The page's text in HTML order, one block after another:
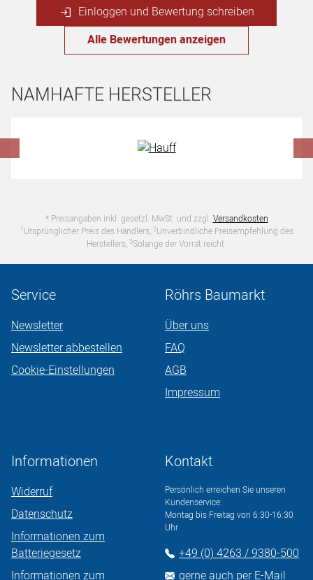
Einloggen und Bewertung schreiben
Alle Bewertungen anzeigen
NAMHAFTE HERSTELLER
* Preisangaben inkl. gesetzl. MwSt. und zzgl. Versandkosten
1 Ursprünglicher Preis des Händlers, 2Unverbindliche Preisempfehlung des
Herstellers, 3Solange der Vorrat reicht.
Service
Newsletter
Newsletter abbestellen
Cookie-Einstellungen
Röhrs Baumarkt
Über uns
FAQ
AGB
Impressum
Informationen
Widerruf
Datenschutz
Informationen zum
Batteriegesetz
Informationen zum
Kontakt
Persönlich erreichen Sie unseren
Kundenservice:
Montag bis Freitag von 6:30-16:30
Uhr
+49 (0) 4263 / 9380-500
gerne auch per E-Mail